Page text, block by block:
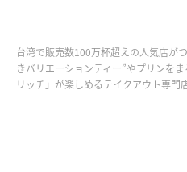
台湾で販売数100万杯超えの人気店が
きバリエーションティー”やプリンを
リッチ」が楽しめるテイクアウト専門